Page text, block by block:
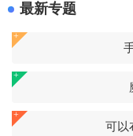
最新专题
可以